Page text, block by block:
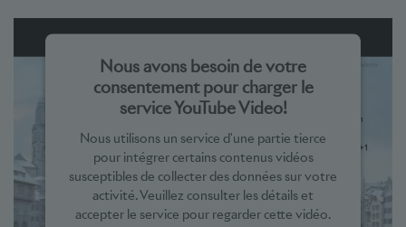
Nous avons besoin de votre
consentement pour charger le
service YouTube Video!
Nous utilisons un service d'une partie tierce
pour intégrer certains contenus vidéos
susceptibles de collecter des données sur votre
activité. Veuillez consulter les détails et
accepter le service pour regarder cette vidéo.